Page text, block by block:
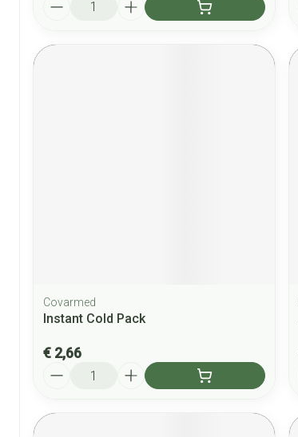
Covarmed
Instant Cold Pack
€ 2,66